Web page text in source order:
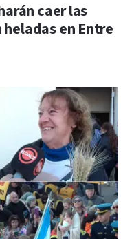
caer las
en Entre